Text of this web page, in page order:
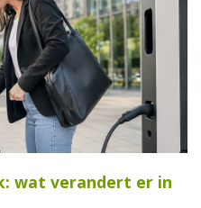
wat verandert er in